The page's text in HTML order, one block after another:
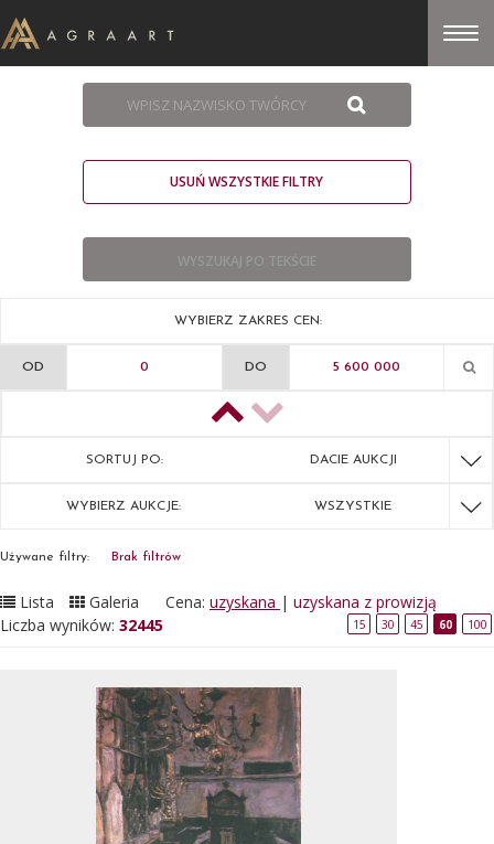
USUŃ WSZYSTKIE FILTRY
WYBIERZ ZAKRES CEN:
OD DO
SORTUJ PO: DACIE AUKCJI
WYBIERZ AUKCJE: WSZYSTKIE
Używane filtry: Brak filtrów
Lista Galeria Cena: uzyskana | uzyskana z prowizją
Liczba wyników: 32445 15 30 45 60 100